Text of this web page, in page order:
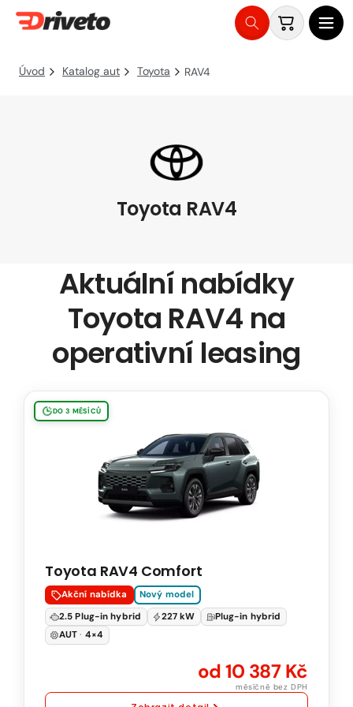
na
Košík
Úvod Katalog aut Toyota RAV4
Toyota RAV4
Aktuální nabídky
Toyota RAV4 na
operativní leasing
Toyota
RAV4
Benzín
Automatická
převodovka
DO 3 MĚSÍCŮ
Toyota RAV4 Comfort
Akční nabídka
Nový model
2.5 Plug-in hybrid
227 kW
Plug-in hybrid
AUT · 4×4
od 10 387 Kč
měsíčně bez DPH